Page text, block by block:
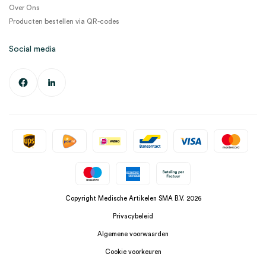
Over Ons
Producten bestellen via QR-codes
Social media
Copyright Medische Artikelen SMA B.V. 2026
Privacybeleid
Algemene voorwaarden
Cookie voorkeuren